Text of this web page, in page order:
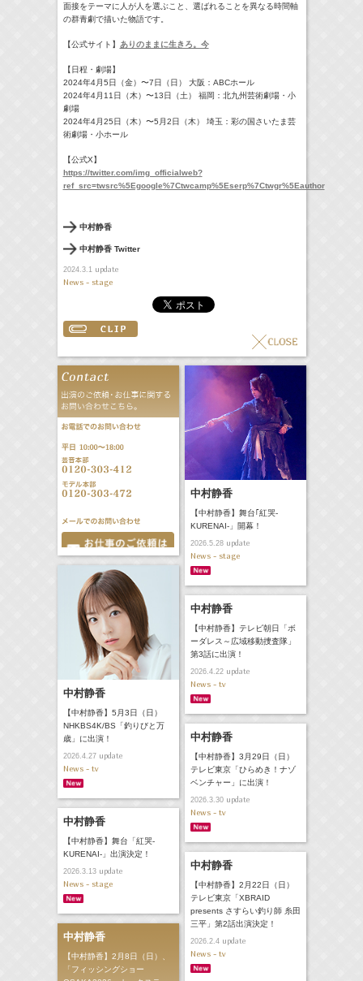
面接をテーマに人が人を選ぶこと、 選ばれることを異なる時間軸
の群青劇で描いた物語です。
【公式サイト】 ありのままに生きろ。今
【日程・劇場】
2024年4月5日（金）〜7日（日） 大阪：ABCホール
2024年4月11日（木）〜13日（土） 福岡：北九州芸術劇場・小
劇場
2024年4月25日（木）〜5月2日（木） 埼玉：彩の国さいたま芸
術劇場・小ホール
【公式X】
https://twitter.com/img_officialweb?
ref_src=twsrc%5Egoogle%7Ctwcamp%5Eserp%7Ctwgr%5Eauthor
中村静香
中村静香 Twitter
2024.3.1 update
News - stage
中村静香
【中村静香】舞台｢紅哭-
KURENAI-」開幕！
2026.5.28update
News - stage
中村静香
【中村静香】5月3日（日）
NHKBS4K/BS「釣りびと万
歳」に出演！
2026.4.27update
News - tv
中村静香
【中村静香】テレビ朝日「ボ
ーダレス～広域移動捜査隊」
第3話に出演！
2026.4.22update
News - tv
中村静香
【中村静香】3月29日（日）
テレビ東京「ひらめき！ナゾ
ベンチャー」に出演！
2026.3.30update
News - tv
中村静香
【中村静香】舞台「紅哭‐
KURENAI-」出演決定！
2026.3.13update
News - stage
中村静香
【中村静香】2月22日（日）
テレビ東京「XBRAID
presents さすらい釣り師 糸田
三平」第2話出演決定！
2026.2.4update
News - tv
中村静香
【中村静香】2月8日（日）、
「フィッシングショー